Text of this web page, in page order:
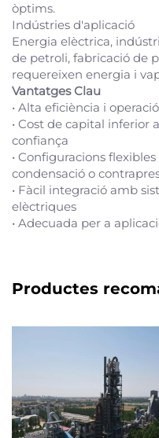
òptims.
Indústries d'aplicació
Energia elèctrica,
de petroli, fabricació de
requereixen energia i
Vantatges Clau
• Alta eficiència i
• Cost de capital
confiança
• Configuracions
condensació o
• Fàcil integració amb
elèctriques
• Adecuada per a
Productes